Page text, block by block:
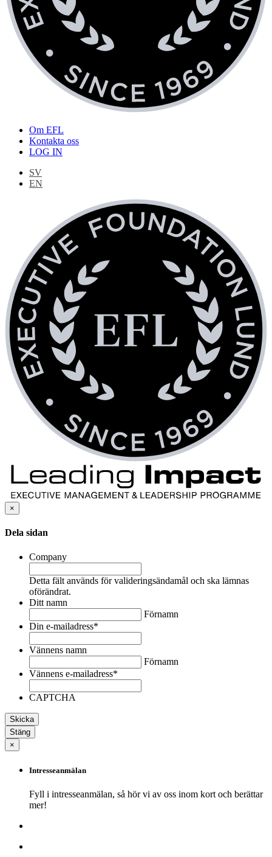
Om EFL
Kontakta oss
LOG IN
SV
EN
×
Dela sidan
Company
Detta fält används för valideringsändamål och ska lämnas
oförändrat.
Ditt namn
Förnamn
Din e-mailadress*
Vännens namn
Förnamn
Vännens e-mailadress*
CAPTCHA
Stäng
×
Intresseanmälan
Fyll i intresseanmälan, så hör vi av oss inom kort och berättar
mer!